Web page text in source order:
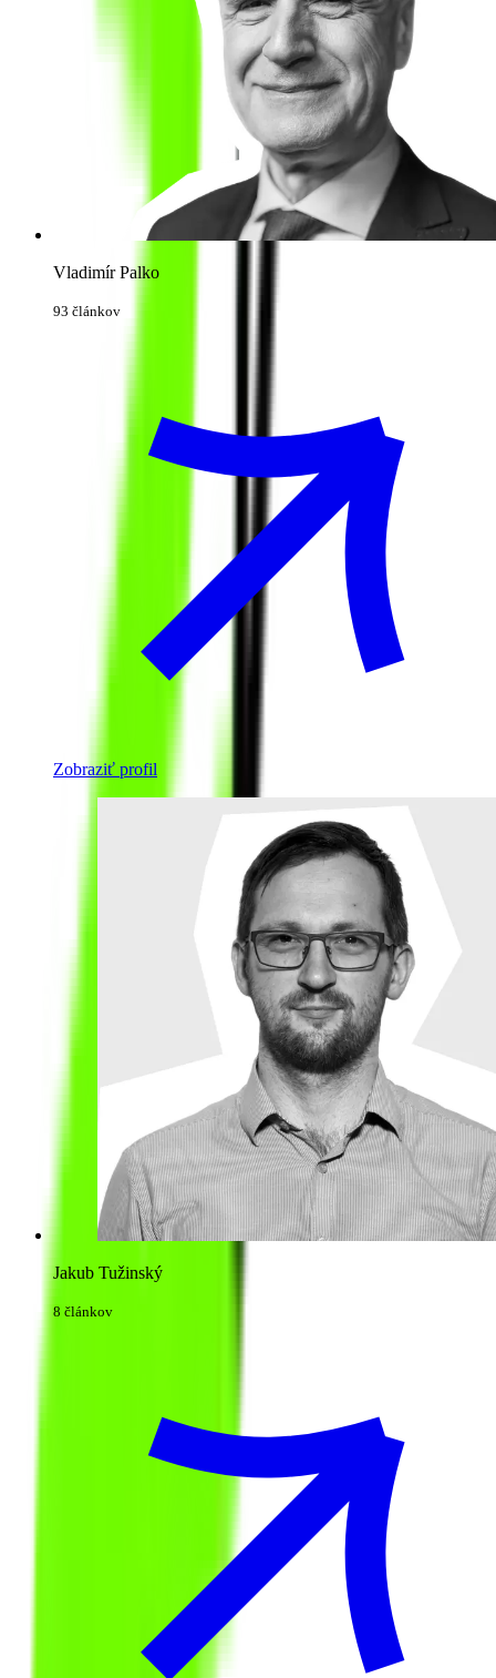
Vladimír Palko
93 článkov
Zobraziť profil
Jakub Tužinský
8 článkov